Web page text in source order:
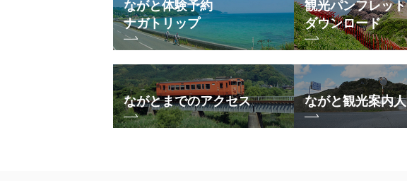
ながと体験予約
ナガトリップ
観光パンフレット
ダウンロード
ながとまでのアクセス ながと観光案内人